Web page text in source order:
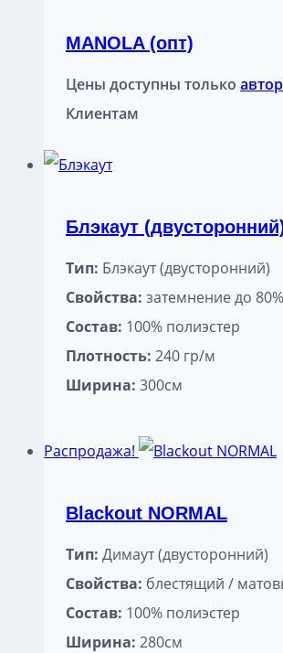
MANOLA (опт)
Цены доступны только
Клиентам
Блэкаут
Тип: Блэкаут (двусторонний)
Свойства: затемнение до 80%
Состав: 100% полиэстер
Плотность: 240 гр/м
Ширина: 300см
Распродажа!
Blackout NORMAL
Тип: Димаут (двусторонний)
Свойства: блестящий /
Состав: 100% полиэстер
Ширина: 280см